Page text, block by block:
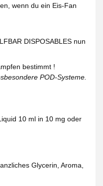
wenn du ein Eis-Fan
DISPOSABLES nun
bestimmt !
POD-Systeme.
10 ml in 10 mg oder
Glycerin, Aroma,